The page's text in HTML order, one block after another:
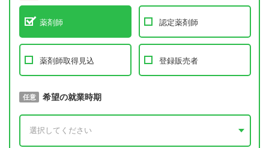
薬剤師 認定薬剤師
薬剤師取得見込 登録販売者
必須 取得予定年
任意 希望の就業時期